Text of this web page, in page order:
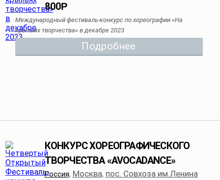
800Р
Международный фестиваль-конкурс по хореографии «На
крыльях творчества» в декабре 2023
Подробнее
КОНКУРС ХОРЕОГРАФИЧЕСКОГО
ТВОРЧЕСТВА «AVOСADANCE»
Россия, Москва, пос. Совхоза им.Ленина